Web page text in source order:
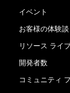
イベント
お客様の体験談
リソース ライ
開発者数
コミュニティ